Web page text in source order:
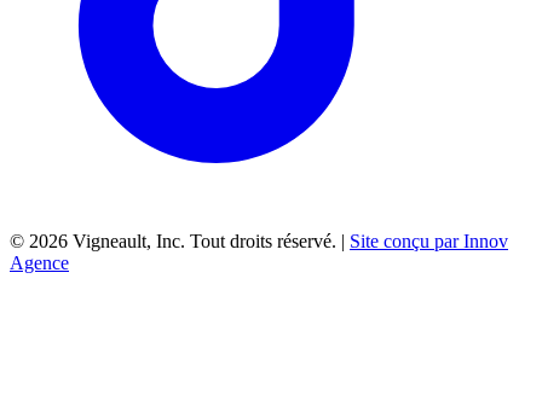
© 2026 Vigneault, Inc. Tout droits réservé. | Site conçu par Innov
Agence